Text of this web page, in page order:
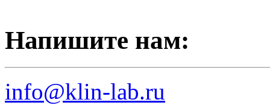
Напишите нам:
info@klin-lab.ru